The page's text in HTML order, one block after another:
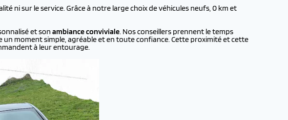
ni sur le service. Grâce à notre large choix de véhicules neufs, 0 km et
et son ambiance conviviale. Nos conseillers prennent le temps
moment simple, agréable et en toute confiance. Cette proximité et cette
à leur entourage.